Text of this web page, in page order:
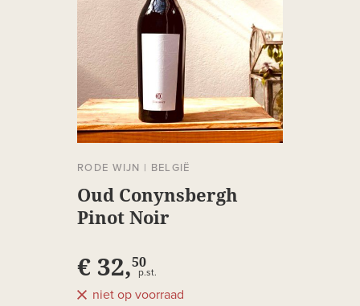
RODE WIJN | BELGIË
Oud Conynsbergh
Pinot Noir
€ 32,50
p.st.
niet op voorraad